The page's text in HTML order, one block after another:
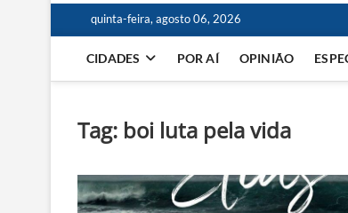
quinta-feira, agosto 06, 2026
CIDADES POR AÍ OPINIÃO
Tag: boi luta pela vida